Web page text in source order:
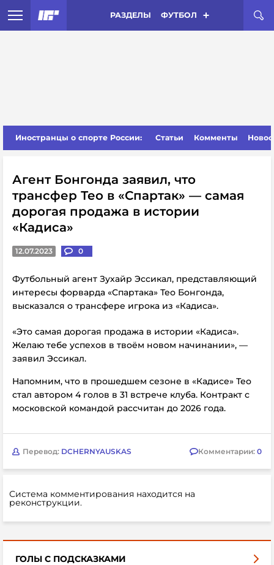
РАЗДЕЛЫ ФУТБОЛ
Иностранцы о спорте России: Статьи Комменты
Агент Бонгонда заявил, что
трансфер Тео в «Спартак» — самая
дорогая продажа в истории
«Кадиса»
12.07.2023 0
Футбольный агент Зухайр Эссикал, представляющий
интересы форварда «Спартака» Тео Бонгонда,
высказался о трансфере игрока из «Кадиса».
«Это самая дорогая продажа в истории «Кадиса».
Желаю тебе успехов в твоём новом начинании», —
заявил Эссикал.
Напомним, что в прошедшем сезоне в «Кадисе» Тео
стал автором 4 голов в 31 встрече клуба. Контракт с
московской командой рассчитан до 2026 года.
Перевод: DCHERNYAUSKAS Комментарии: 0
Система комментирования находится на
реконструкции.
ГОЛЫ С ПОДСКАЗКАМИ